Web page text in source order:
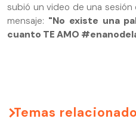
subió un video de una
mensaje: "No existe una
cuanto TE AMO
Temas